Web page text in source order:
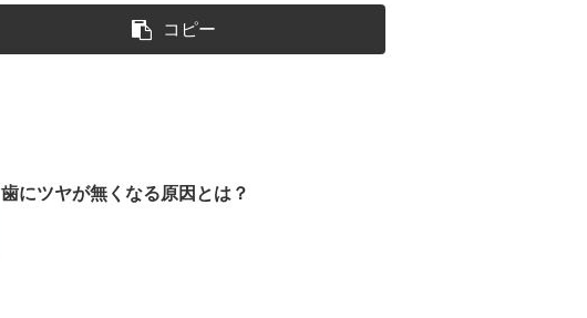
コピー
歯にツヤが無くなる原因とは？